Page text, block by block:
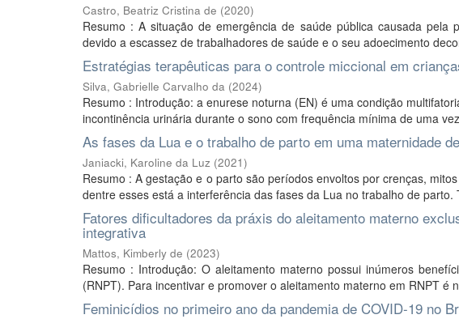
Castro, Beatriz Cristina de (2020)
Resumo : A situação de emergência de saúde pública causada
devido a escassez de trabalhadores de saúde e o seu adoecimento
Estratégias terapêuticas para o controle miccional em
Silva, Gabrielle Carvalho da (2024)
Resumo : Introdução: a enurese noturna (EN) é uma condição
incontinência urinária durante o sono com frequência mínima de uma
As fases da Lua e o trabalho de parto em uma maternidade
Janiacki, Karoline da Luz (2021)
Resumo : A gestação e o parto são períodos envoltos por crenças,
dentre esses está a interferência das fases da Lua no trabalho de parto.
Fatores dificultadores da práxis do aleitamento materno
integrativa
Mattos, Kimberly de (2023)
Resumo : Introdução: O aleitamento materno possui inúmeros
(RNPT). Para incentivar e promover o aleitamento materno em RNPT é
Feminicídios no primeiro ano da pandemia de COVID-19 no